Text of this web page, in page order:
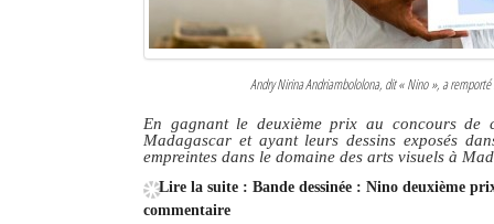
Andry Nirina Andriambololona, dit« Nino », a remporté
En gagnant le deuxième prix au concours de
Madagascar et ayant leurs dessins exposés
empreintes dans le domaine des arts visuels à
Lire la suite : Bande dessinée : Nino deuxième
commentaire